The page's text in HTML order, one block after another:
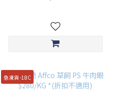
急凍貨 -18C